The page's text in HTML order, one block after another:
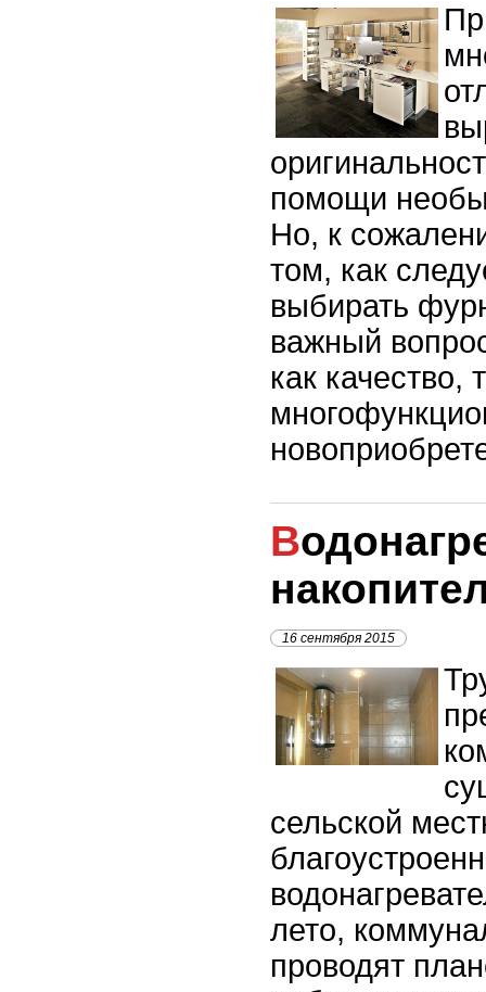
помощи
Но, к
том, как
выбирать
важный
как качество,
Водонагреватели
16 сентября 2015
сельской
лето,
проводят